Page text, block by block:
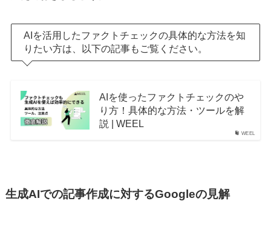
AIを活用したファクトチェックの具体的な方法を知
りたい方は、以下の記事もご覧ください。
WEEL
AIを使ったファクトチェックのや
り方！具体的な方法・ツールを解
説 | WEEL
生成AIでの記事作成に対するGoogleの見解